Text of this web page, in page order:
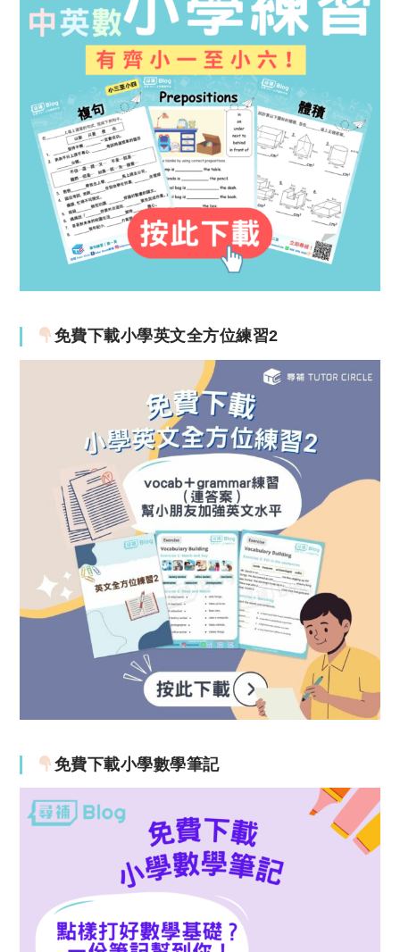
免費下載小學英文全方位練習2
免費下載小學數學筆記